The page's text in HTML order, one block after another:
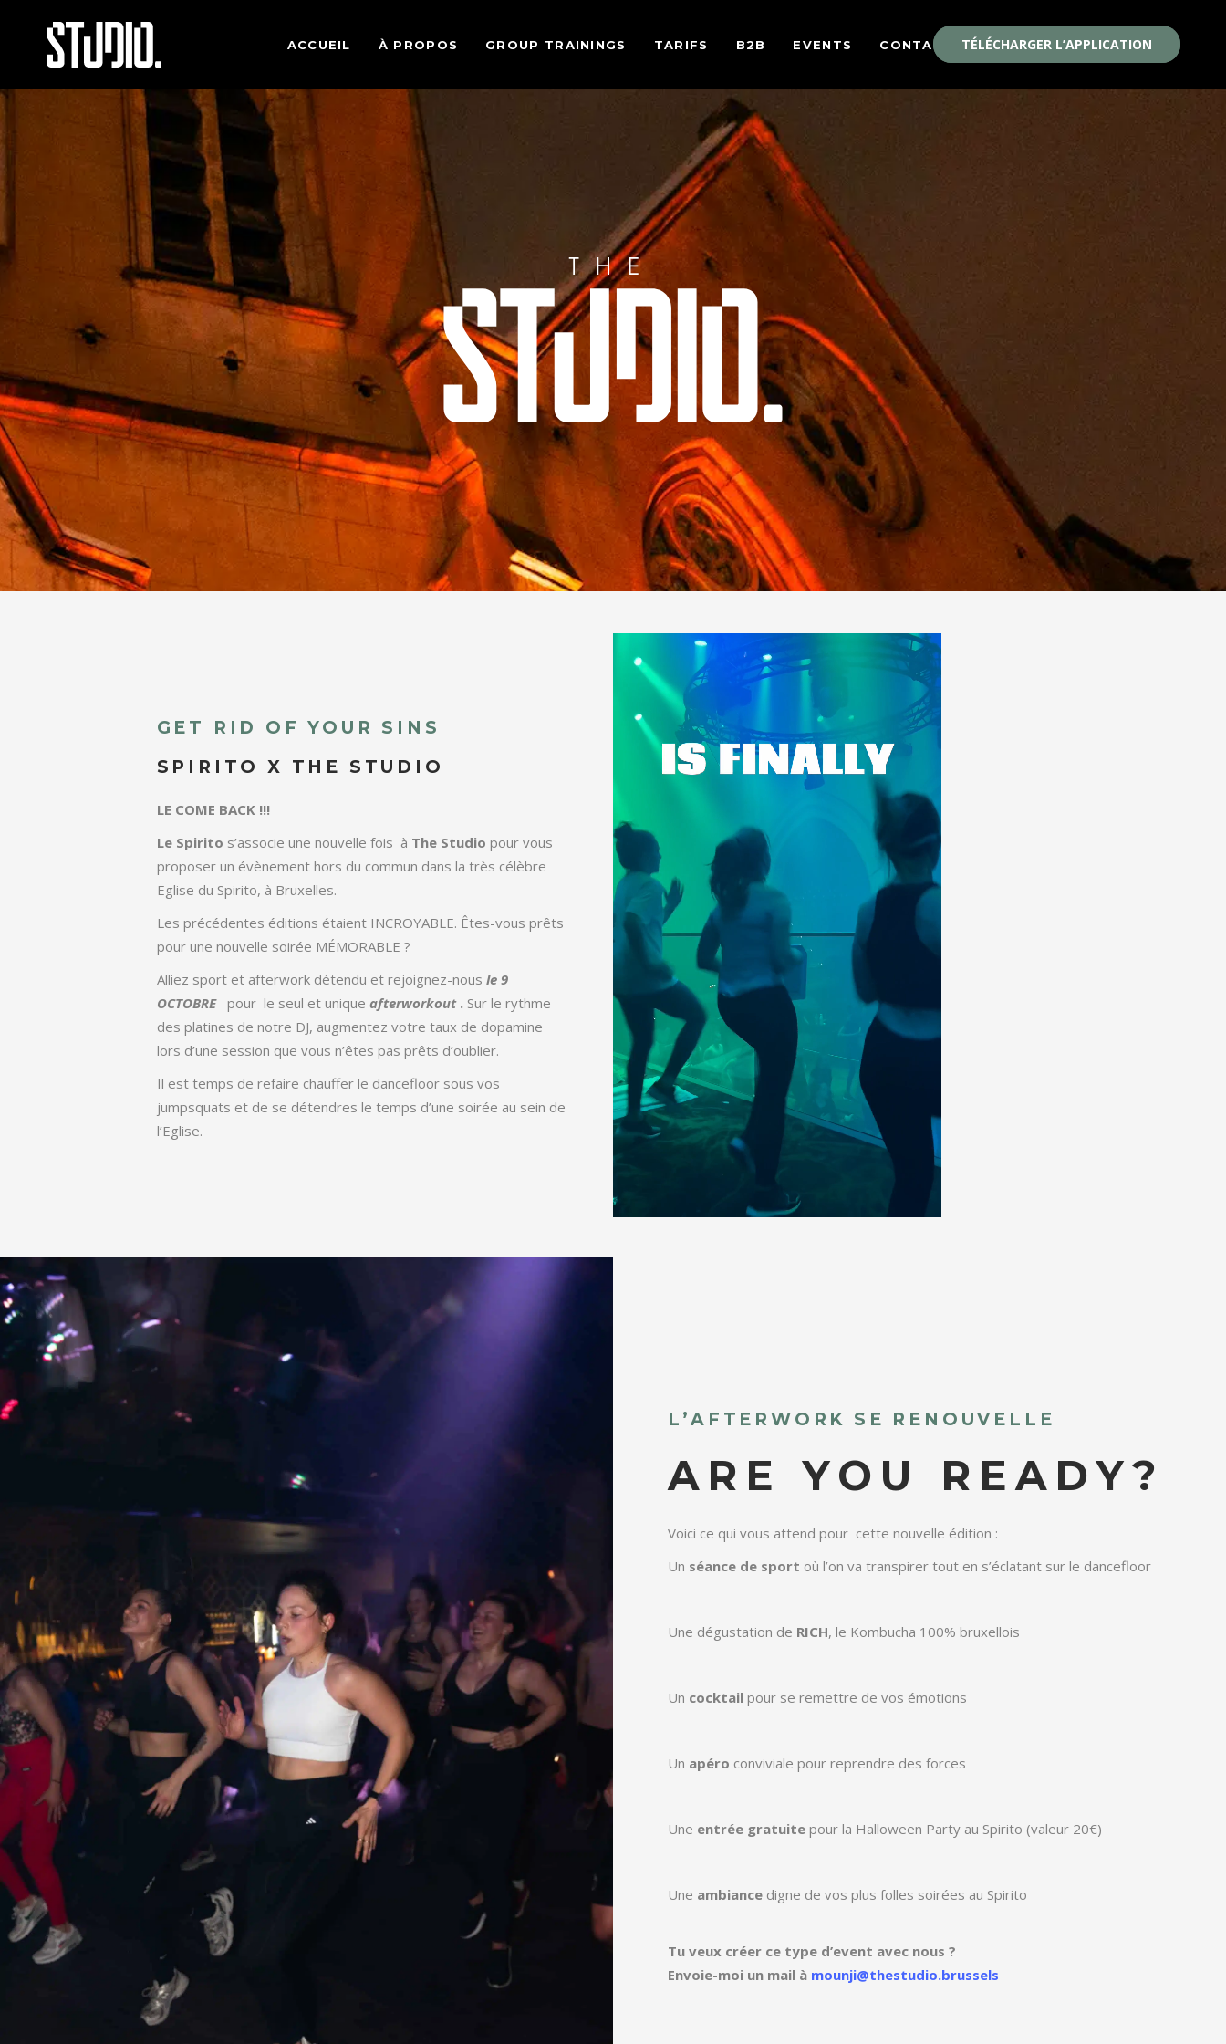
ACCUEIL À PROPOS GROUP TRAININGS TARIFS B2B EVENTS CONTACT TÉLÉCHARGER L’APPLICATION
GET RID OF YOUR SINS
SPIRITO X THE STUDIO
LE COME BACK !!!
Le Spirito s’associe une nouvelle fois à The Studio pour vous
proposer un évènement hors du commun dans la très célèbre
Eglise du Spirito, à Bruxelles.
Les précédentes éditions étaient INCROYABLE. Êtes-vous prêts
pour une nouvelle soirée MÉMORABLE ?
Alliez sport et afterwork détendu et rejoignez-nous le 9
OCTOBRE pour le seul et unique afterworkout . Sur le rythme
des platines de notre DJ, augmentez votre taux de dopamine
lors d’une session que vous n’êtes pas prêts d’oublier.
Il est temps de refaire chauffer le dancefloor sous vos
jumpsquats et de se détendres le temps d’une soirée au sein de
l’Eglise.
L’AFTERWORK SE RENOUVELLE
ARE YOU READY?
Voici ce qui vous attend pour cette nouvelle édition :
Un séance de sport où l’on va transpirer tout en s’éclatant sur le dancefloor
Une dégustation de RICH, le Kombucha 100% bruxellois
Un cocktail pour se remettre de vos émotions
Un apéro conviviale pour reprendre des forces
Une entrée gratuite pour la Halloween Party au Spirito (valeur 20€)
Une ambiance digne de vos plus folles soirées au Spirito
Tu veux créer ce type d’event avec nous ?
Envoie-moi un mail à mounji@thestudio.brussels